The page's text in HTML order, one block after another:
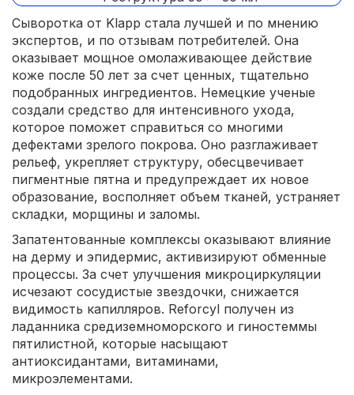
Сыворотка от Klapp стала лучшей и по мнению
экспертов, и по отзывам потребителей. Она
оказывает мощное омолаживающее действие
коже после 50 лет за счет ценных, тщательно
подобранных ингредиентов. Немецкие ученые
создали средство для интенсивного ухода,
которое поможет справиться со многими
дефектами зрелого покрова. Оно разглаживает
рельеф, укрепляет структуру, обесцвечивает
пигментные пятна и предупреждает их новое
образование, восполняет объем тканей, устраняет
складки, морщины и заломы.
Запатентованные комплексы оказывают влияние
на дерму и эпидермис, активизируют обменные
процессы. За счет улучшения микроциркуляции
исчезают сосудистые звездочки, снижается
видимость капилляров. Reforcyl получен из
ладанника средиземноморского и гиностеммы
пятилистной, которые насыщают
антиоксидантами, витаминами,
микроэлементами.